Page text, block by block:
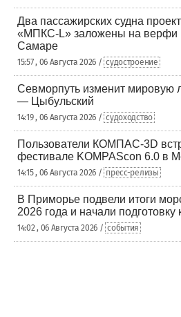
Два пассажирских судна
«МПКС-L» заложены на верфи
Самаре
15:57 , 06 Августа 2026 / судостроение
Севморпуть изменит мировую
— Цыбульский
14:19 , 06 Августа 2026 / судоходство
Пользователи КОМПАС-3D
фестивале KOMPAScon 6.0 в
14:15 , 06 Августа 2026 / пресс-релизы
В Приморье подвели итоги
2026 года и начали
14:02 , 06 Августа 2026 / события